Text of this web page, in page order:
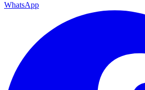
WhatsApp